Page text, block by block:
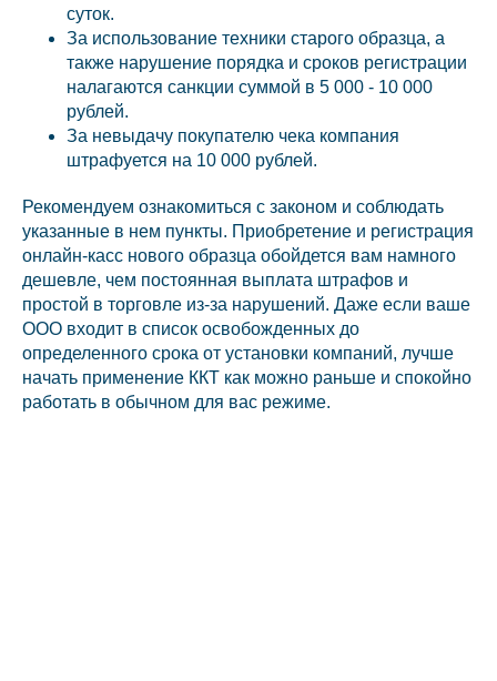
суток.
За использование техники старого образца, а
также нарушение порядка и сроков регистрации
налагаются санкции суммой в 5 000 - 10 000
рублей.
За невыдачу покупателю чека компания
штрафуется на 10 000 рублей.
Рекомендуем ознакомиться с законом и соблюдать
указанные в нем пункты. Приобретение и регистрация
онлайн-касс нового образца обойдется вам намного
дешевле, чем постоянная выплата штрафов и
простой в торговле из-за нарушений. Даже если ваше
ООО входит в список освобожденных до
определенного срока от установки компаний, лучше
начать применение ККТ как можно раньше и спокойно
работать в обычном для вас режиме.